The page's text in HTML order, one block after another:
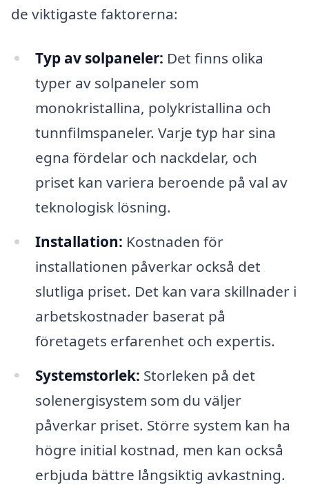
de viktigaste faktorerna:
Typ av solpaneler: Det finns olika
typer av solpaneler som
monokristallina, polykristallina och
tunnfilmspaneler. Varje typ har sina
egna fördelar och nackdelar, och
priset kan variera beroende på val av
teknologisk lösning.
Installation: Kostnaden för
installationen påverkar också det
slutliga priset. Det kan vara skillnader i
arbetskostnader baserat på
företagets erfarenhet och expertis.
Systemstorlek: Storleken på det
solenergisystem som du väljer
påverkar priset. Större system kan ha
högre initial kostnad, men kan också
erbjuda bättre långsiktig avkastning.